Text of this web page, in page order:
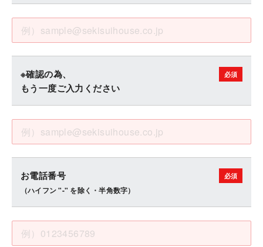
※確認の為、
もう一度ご入力ください
お電話番号
（ハイフン "-" を除く・半角数字）